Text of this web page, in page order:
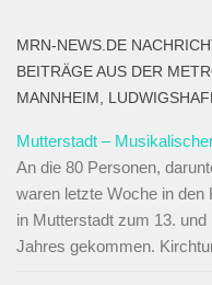
MRN-NEWS.DE
BEITRÄGE AUS DER
MANNHEIM,
Mutterstadt –
An die 80 Personen,
waren letzte Woche in
in Mutterstadt zum 13.
Jahres gekommen.